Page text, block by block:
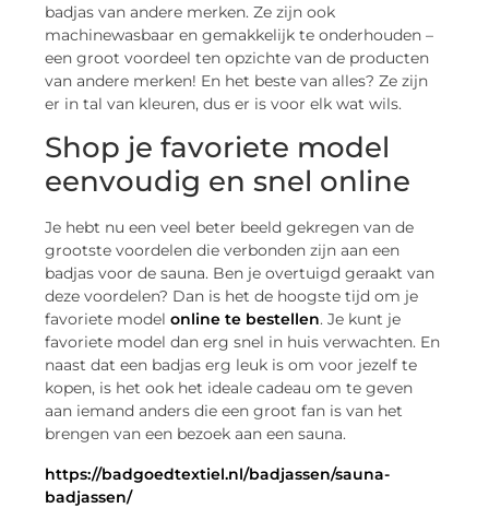
badjas van andere merken. Ze zijn ook
machinewasbaar en gemakkelijk te onderhouden –
een groot voordeel ten opzichte van de producten
van andere merken! En het beste van alles? Ze zijn
er in tal van kleuren, dus er is voor elk wat wils.
Shop je favoriete model
eenvoudig en snel online
Je hebt nu een veel beter beeld gekregen van de
grootste voordelen die verbonden zijn aan een
badjas voor de sauna. Ben je overtuigd geraakt van
deze voordelen? Dan is het de hoogste tijd om je
favoriete modelonline te bestellen. Je kunt je
favoriete model dan erg snel in huis verwachten. En
naast dat een badjas erg leuk is om voor jezelf te
kopen, is het ook het ideale cadeau om te geven
aan iemand anders die een groot fan is van het
brengen van een bezoek aan een sauna.
https://badgoedtextiel.nl/badjassen/sauna-
badjassen/